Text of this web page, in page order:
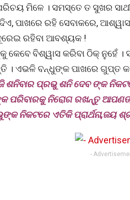
ମିଳେ । ସମସ୍ତେ ତ ସୁଖର
ପାଖରେ ରହି ସେବାକରେ,
ରହିବା ଆବଶ୍ୟକ !
କେବେ ବିଶ୍ୱାସ କରିବା ଠିକ୍ ନୁହେଁ
। ଏଭଳି ବନ୍ଧୁଙ୍କ ପାଖରେ ଗୁପ୍ତ
ଶନିବାର ପ୍ରଭୁ ଶନି ଦେବ ଙ୍କ
ପରିବାରକୁ ନିରୋଗ ରଖନ୍ତୁ
ନିକଟରେ ଏତିକି ପ୍ରାର୍ଥନା,ଜୟ
-